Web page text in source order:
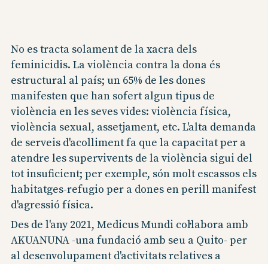
No es tracta solament de la xacra dels
feminicidis. La violència contra la dona és
estructural al país; un 65% de les dones
manifesten que han sofert algun tipus de
violència en les seves vides: violència física,
violència sexual, assetjament, etc. L'alta demanda
de serveis d'acolliment fa que la capacitat per a
atendre les supervivents de la violència sigui del
tot insuficient; per exemple, són molt escassos els
habitatges-refugio per a dones en perill manifest
d'agressió física.
Des de l'any 2021, Medicus Mundi col·labora amb
AKUANUNA -una fundació amb seu a Quito- per
al desenvolupament d'activitats relatives a